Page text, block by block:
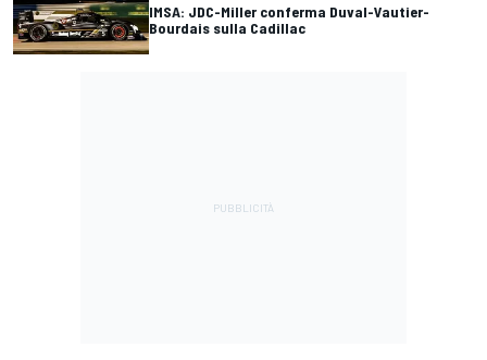
IMSA: JDC-Miller conferma Duval-Vautier-
Bourdais sulla Cadillac